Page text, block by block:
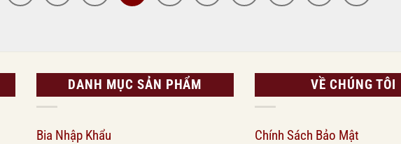
DANH MỤC SẢN PHẨM
Bia Nhập Khẩu
VỀ CHÚNG TÔI
Chính Sách Bảo Mật